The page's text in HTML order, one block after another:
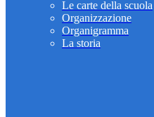
Le carte della scuola
Organizzazione
Organigramma
La storia